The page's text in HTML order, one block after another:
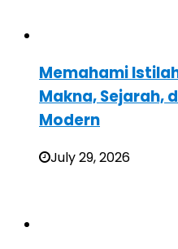
Memahami
Makna, Sejarah,
Modern
July 29, 2026